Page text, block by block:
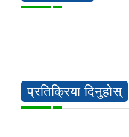
प्रतिक्रिया दिनुहोस्